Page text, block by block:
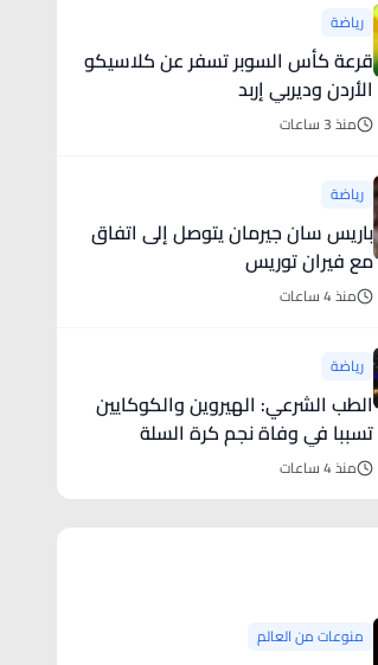
رياضة
قرعة كأس السوبر تسفر عن كلاسيكو
الأردن وديربي إربد
منذ 3 ساعات
رياضة
باريس سان جيرمان يتوصل إلى اتفاق
مع فيران توريس
منذ 4 ساعات
رياضة
الطب الشرعي: الهيروين والكوكايين
تسببا في وفاة نجم كرة السلة
منذ 4 ساعات
منوعات من العالم